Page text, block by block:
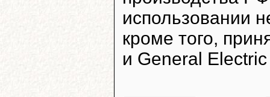
использовании
кроме того,
и General Electric